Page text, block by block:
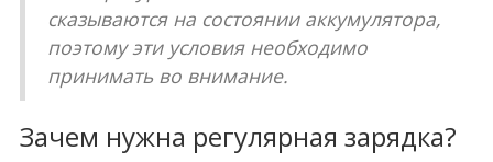
сказываются на состоянии аккумулятора,
поэтому эти условия необходимо
принимать во внимание.
Зачем нужна регулярная зарядка?